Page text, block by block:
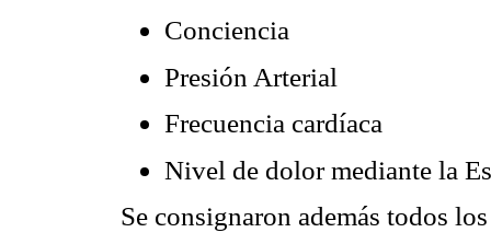
Conciencia
Presión Arterial
Frecuencia cardíaca
Nivel de dolor mediante la
Se consignaron además todos